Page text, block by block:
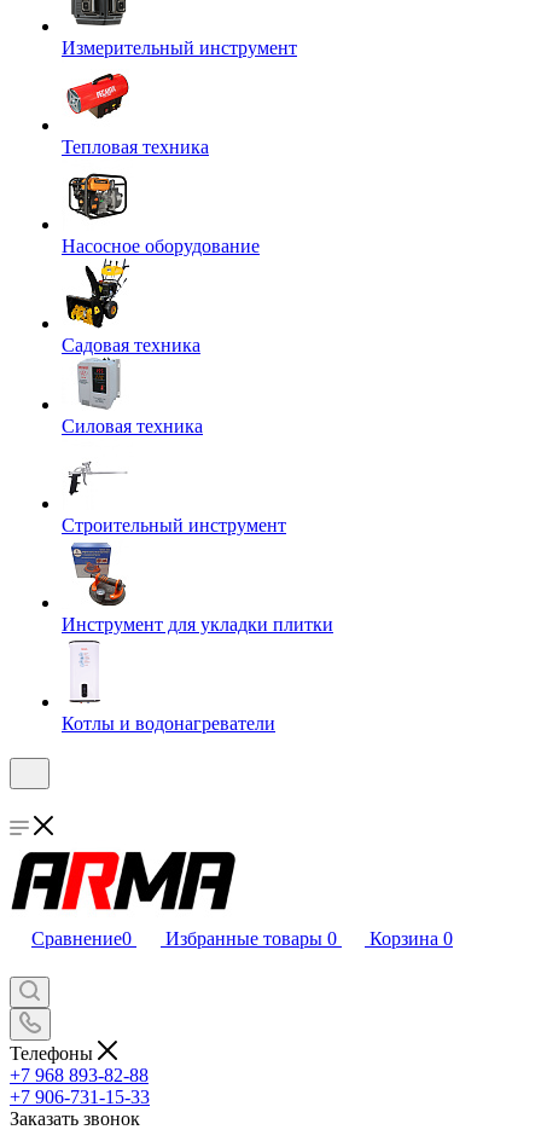
Измерительный инструмент
Тепловая техника
Насосное оборудование
Садовая техника
Силовая техника
Строительный инструмент
Инструмент для укладки плитки
Котлы и водонагреватели
Сравнение0 Избранные товары 0 Корзина 0
Телефоны
+7 968 893-82-88
+7 906-731-15-33
Заказать звонок